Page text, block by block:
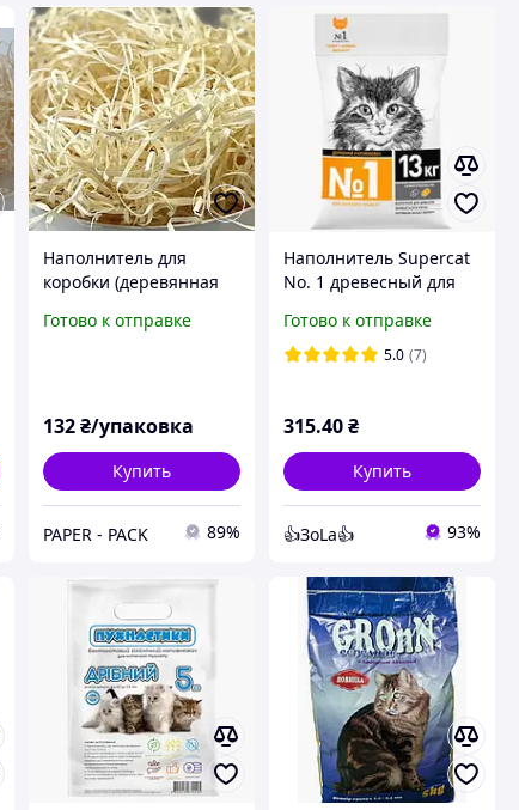
Наполнитель для
коробки (деревянная
Готово к отправке
132 ₴/упаковка
Купить
PAPER - PACK 89%
Наполнитель Supercat
No. 1 древесный для
аромата 13 кг мелкая
фракция
Готово к отправке
5.0 (7)
315.40₴
Купить
👍ЗоLa👍 93%